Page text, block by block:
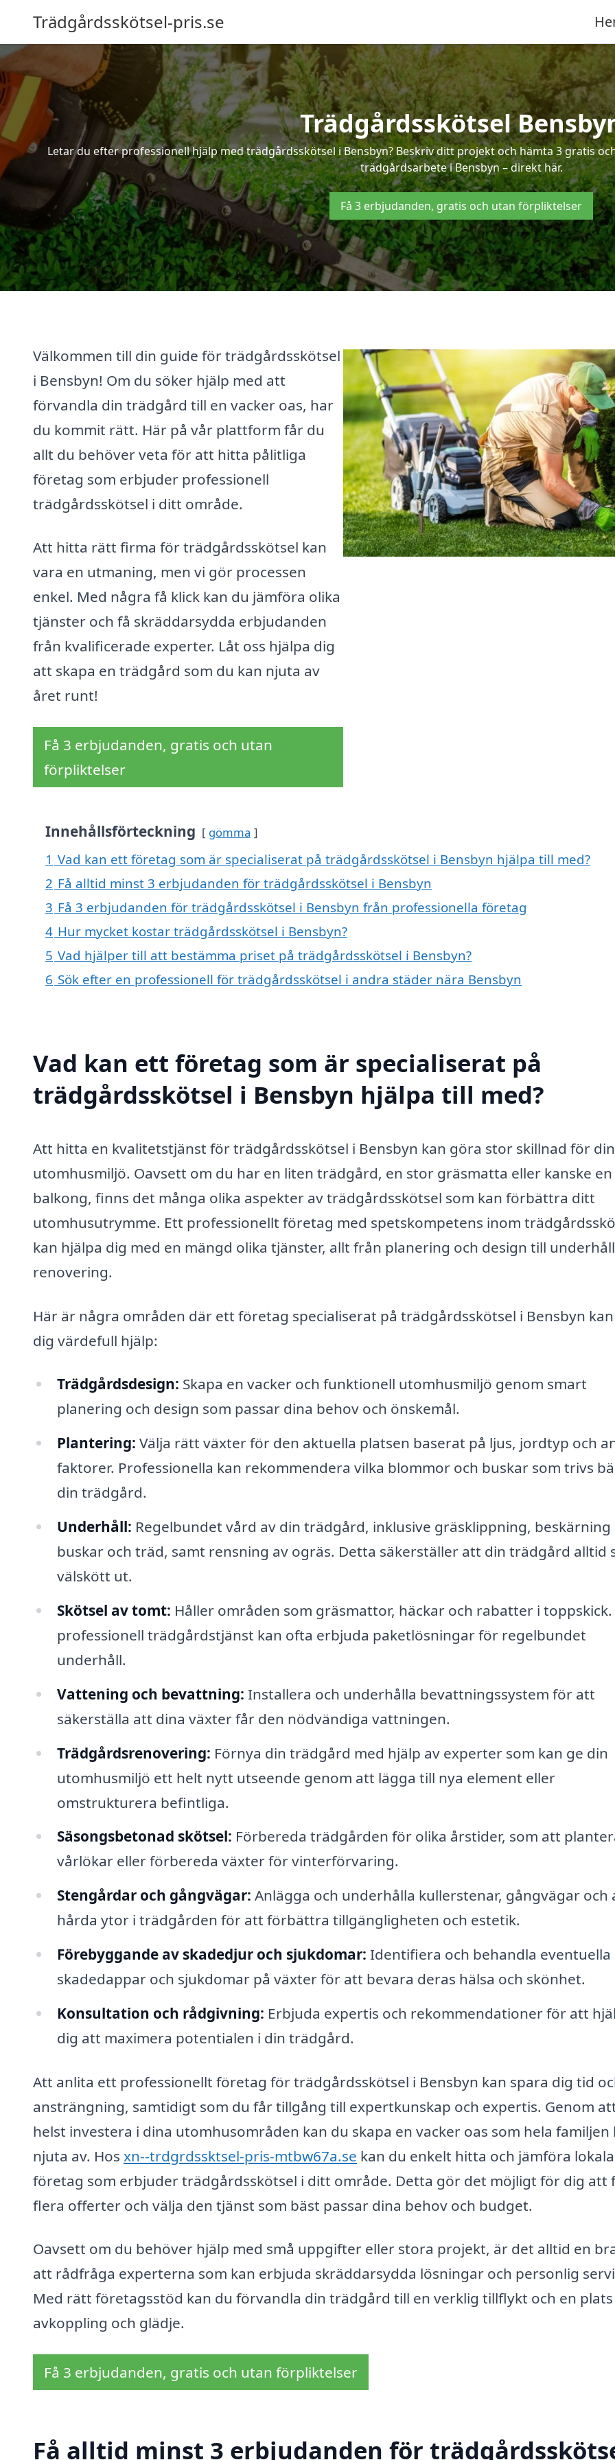
Trädgårdsskötsel-pris.se
Trädgårdsskötsel
Letar du efter professionell hjälp med trädgårdsskötsel i Bensbyn? Beskriv ditt projekt och hämta 3 gratis
trädgårdsarbete i Bensbyn – direkt här.
Få 3 erbjudanden, gratis och utan förpliktelser
Välkommen till din guide för trädgårdsskötsel
i Bensbyn! Om du söker hjälp med att
förvandla din trädgård till en vacker oas, har
du kommit rätt. Här på vår plattform får du
allt du behöver veta för att hitta pålitliga
företag som erbjuder professionell
trädgårdsskötsel i ditt område.
Att hitta rätt firma för trädgårdsskötsel kan
vara en utmaning, men vi gör processen
enkel. Med några få klick kan du jämföra olika
tjänster och få skräddarsydda erbjudanden
från kvalificerade experter. Låt oss hjälpa dig
att skapa en trädgård som du kan njuta av
året runt!
Få 3 erbjudanden, gratis och utan
förpliktelser
Innehållsförteckning gömma
1 Vad kan ett företag som är specialiserat på trädgårdsskötsel i Bensbyn hjälpa till med?
2 Få alltid minst 3 erbjudanden för trädgårdsskötsel i Bensbyn
3 Få 3 erbjudanden för trädgårdsskötsel i Bensbyn från professionella företag
4 Hur mycket kostar trädgårdsskötsel i Bensbyn?
5 Vad hjälper till att bestämma priset på trädgårdsskötsel i Bensbyn?
6 Sök efter en professionell för trädgårdsskötsel i andra städer nära Bensbyn
Vad kan ett företag som är specialiserat på
trädgårdsskötsel i Bensbyn hjälpa till med?
Att hitta en kvalitetstjänst för trädgårdsskötsel i Bensbyn kan göra stor skillnad för din
utomhusmiljö. Oavsett om du har en liten trädgård, en stor gräsmatta eller kanske en
balkong, finns det många olika aspekter av trädgårdsskötsel som kan förbättra ditt
utomhusutrymme. Ett professionellt företag med spetskompetens inom
kan hjälpa dig med en mängd olika tjänster, allt från planering och design till
renovering.
Här är några områden där ett företag specialiserat på trädgårdsskötsel i Bensbyn
dig värdefull hjälp:
Trädgårdsdesign: Skapa en vacker och funktionell utomhusmiljö genom smart
planering och design som passar dina behov och önskemål.
Plantering: Välja rätt växter för den aktuella platsen baserat på ljus, jordtyp och
faktorer. Professionella kan rekommendera vilka blommor och buskar som trivs
din trädgård.
Underhåll: Regelbundet vård av din trädgård, inklusive gräsklippning, beskärning
buskar och träd, samt rensning av ogräs. Detta säkerställer att din trädgård alltid
välskött ut.
Skötsel av tomt: Håller områden som gräsmattor, häckar och rabatter i toppskick.
professionell trädgårdstjänst kan ofta erbjuda paketlösningar för regelbundet
underhåll.
Vattening och bevattning: Installera och underhålla bevattningssystem för att
säkerställa att dina växter får den nödvändiga vattningen.
Trädgårdsrenovering: Förnya din trädgård med hjälp av experter som kan ge din
utomhusmiljö ett helt nytt utseende genom att lägga till nya element eller
omstrukturera befintliga.
Säsongsbetonad skötsel: Förbereda trädgården för olika årstider, som att
vårlökar eller förbereda växter för vinterförvaring.
Stengårdar och gångvägar: Anlägga och underhålla kullerstenar, gångvägar och
hårda ytor i trädgården för att förbättra tillgängligheten och estetik.
Förebyggande av skadedjur och sjukdomar: Identifiera och behandla eventuella
skadedappar och sjukdomar på växter för att bevara deras hälsa och skönhet.
Konsultation och rådgivning: Erbjuda expertis och rekommendationer för att
dig att maximera potentialen i din trädgård.
Att anlita ett professionellt företag för trädgårdsskötsel i Bensbyn kan spara dig tid
ansträngning, samtidigt som du får tillgång till expertkunskap och expertis. Genom
helst investera i dina utomhusområden kan du skapa en vacker oas som hela familjen
njuta av. Hos xn--trdgrdssktsel-pris-mtbw67a.se kan du enkelt hitta och jämföra lokala
företag som erbjuder trädgårdsskötsel i ditt område. Detta gör det möjligt för dig att
flera offerter och välja den tjänst som bäst passar dina behov och budget.
Oavsett om du behöver hjälp med små uppgifter eller stora projekt, är det alltid en
att rådfråga experterna som kan erbjuda skräddarsydda lösningar och personlig
Med rätt företagsstöd kan du förvandla din trädgård till en verklig tillflykt och en
avkoppling och glädje.
Få 3 erbjudanden, gratis och utan förpliktelser
Få alltid minst 3 erbjudanden för